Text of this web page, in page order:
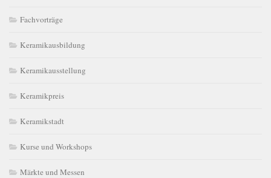
Fachvorträge
Keramikausbildung
Keramikausstellung
Keramikpreis
Keramikstadt
Kurse und Workshops
Märkte und Messen